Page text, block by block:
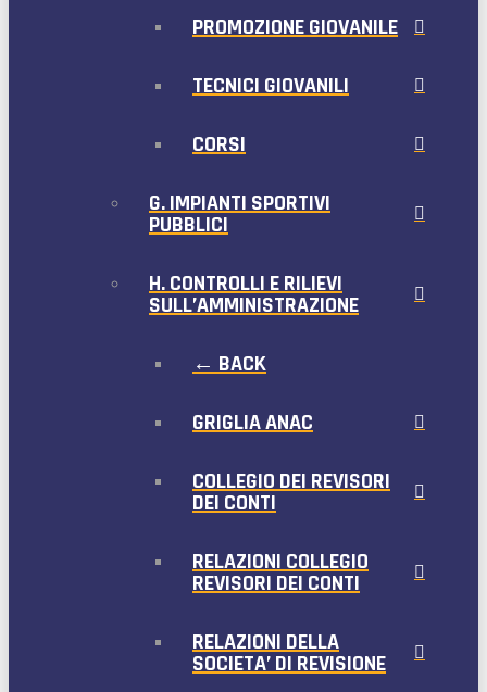
PROMOZIONE GIOVANILE
TECNICI GIOVANILI
CORSI
G. IMPIANTI SPORTIVI
PUBBLICI
H. CONTROLLI E RILIEVI
SULL’AMMINISTRAZIONE
← BACK
GRIGLIA ANAC
COLLEGIO DEI REVISORI
DEI CONTI
RELAZIONI COLLEGIO
REVISORI DEI CONTI
RELAZIONI DELLA
SOCIETA’ DI REVISIONE